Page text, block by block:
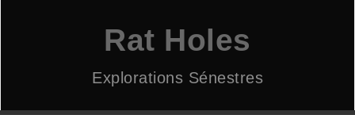
Rat Holes
Explorations Sénestres